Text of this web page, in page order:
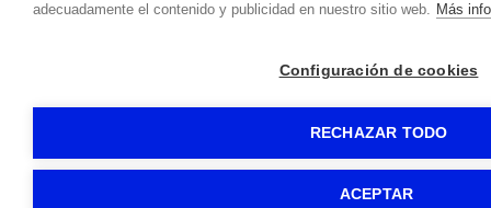
adecuadamente el contenido y publicidad en nuestro sitio web. Más
Configuración de cookies
RECHAZAR TODO
ACEPTAR